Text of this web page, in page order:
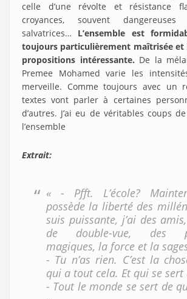
celle d’une révolte et résistance
croyances, souvent
salvatrices… L’ensemble est
toujours particulièrement maîtrisée et
propositions intéressante. De la
Premee Mohamed varie les
merveille. Comme toujours avec un
textes vont parler à certaines
d’autres. J’ai eu de véritables coups
l’ensemble
Extrait:
« - Pfft. L’école?
possède la liberté des
suis puissante, j’ai des
de double-vue, des
magiques, la force et la
- Tu n’as rien. C’est la
qui a tout cela. Et qui se sert
- Tout le monde se sert de